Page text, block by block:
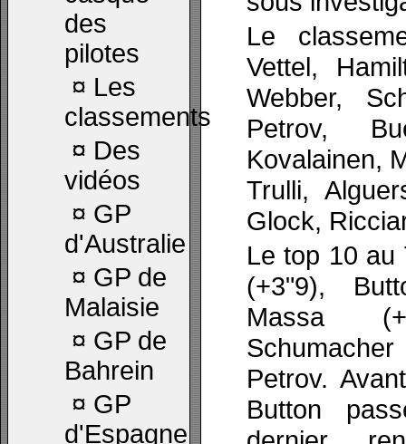
des
pilotes
¤ Les
classements
¤ Des
vidéos
¤ GP
d'Australie
¤ GP de
Malaisie
¤ GP de
Bahrein
¤ GP
d'Espagne
Le
Vettel,
Webber,
Petrov,
Kovalainen,
Trulli,
Glock,
Le top 10 au
(+3"9),
Massa
Petrov.
Button